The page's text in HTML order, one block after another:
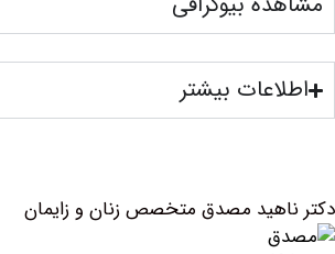
بیشتر
مصدق متخصص زنان و زایمان